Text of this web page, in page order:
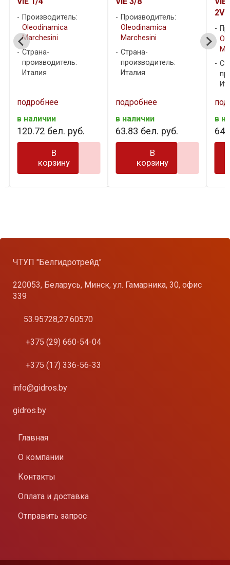
Производитель:
Oleodinamica
Marchesini
Страна-
производитель:
Италия
подробнее
в наличии
63.83бел. руб.
В
корзину
2V 1/2")
Производитель:
Oleodinamica
Marchesini
Страна-
производитель:
подробнее
в наличии
64.80 бел. руб.
В
корзину
в
189
ЧТУП "Белгидротрейд"
220053, Беларусь, Минск, ул. Гамарника, 30, офис
339
53.95728,27.60570
+375 (29) 660-54-04
+375 (17) 336-56-33
info@gidros.by
gidros.by
Главная
О компании
Контакты
Оплата и доставка
Отправить запрос